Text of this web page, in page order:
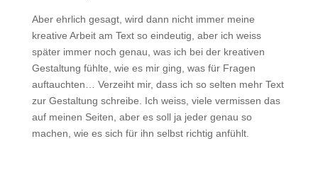
Aber ehrlich gesagt, wird dann nicht immer meine
kreative Arbeit am Text so eindeutig, aber ich weiss
später immer noch genau, was ich bei der kreativen
Gestaltung fühlte, wie es mir ging, was für Fragen
auftauchten… Verzeiht mir, dass ich so selten mehr Text
zur Gestaltung schreibe. Ich weiss, viele vermissen das
auf meinen Seiten, aber es soll ja jeder genau so
machen, wie es sich für ihn selbst richtig anfühlt.